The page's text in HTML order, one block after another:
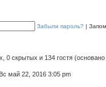
Забыли пароль? |
0 скрытых и 134 гостя
май 22, 2016 3:05 pm